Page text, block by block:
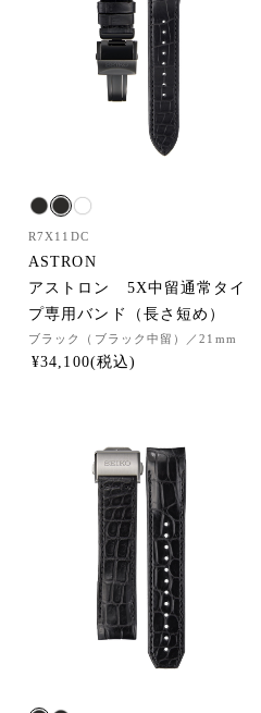
R7X11DC
ASTRON
アストロン 5X中留通常タイ
プ専用バンド（長さ短め）
ブラック（ブラック中留） ／21mm
¥34,100